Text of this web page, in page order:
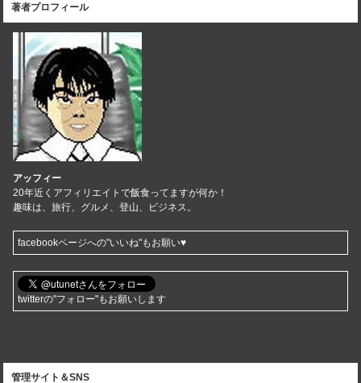
著者プロフィール
アッフィー
20年近くアフィリエイトで飯食ってますが何か！
趣味は、旅行、グルメ、登山、ビジネス。
facebookページへの"いいね"もお願い♥
twitterの"フォロー"もお願いします
管理サイト＆SNS